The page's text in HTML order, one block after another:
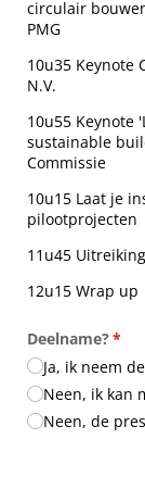
circulair
PMG
10u35 Keynote
N.V.
10u55 Keynote
sustainable
Commissie
10u15 Laat je
pilootprojecten
11u45
12u15 Wrap up
Deelname?*
(is
Ja, ik neem
Neen, ik kan
Neen, de